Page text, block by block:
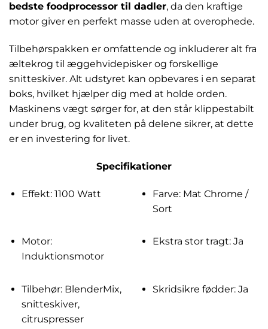
bedste foodprocessor til dadler, da den kraftige
motor giver en perfekt masse uden at overophede.
Tilbehørspakken er omfattende og inkluderer alt fra
æltekrog til æggehvidepisker og forskellige
snitteskiver. Alt udstyret kan opbevares i en separat
boks, hvilket hjælper dig med at holde orden.
Maskinens vægt sørger for, at den står klippestabilt
under brug, og kvaliteten på delene sikrer, at dette
er en investering for livet.
Specifikationer
Effekt: 1100 Watt
Farve: Mat Chrome /
Sort
Motor:
Induktionsmotor
Ekstra stor tragt: Ja
Tilbehør: BlenderMix,
snitteskiver,
citruspresser
Skridsikre fødder: Ja